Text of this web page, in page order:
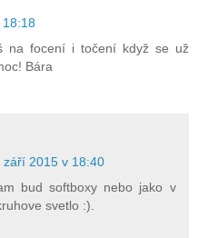
na focení i točení když se už
Bára
září 2015 v 18:40
bud softboxy nebo jako v
svetlo :).